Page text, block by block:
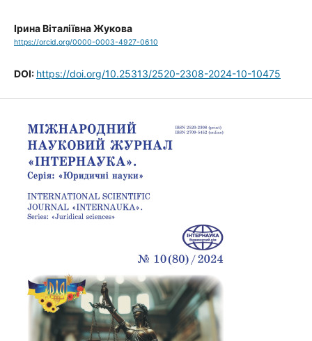
Ірина Віталіївна Жукова
https://orcid.org/0000-0003-4927-0610
DOI: https://doi.org/10.25313/2520-2308-2024-10-10475